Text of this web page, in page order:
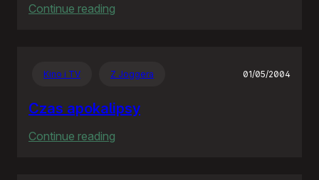
Continue reading
nudzi…
Kino i TV Z Joggera 01/05/2004
Czas apokalipsy
Continue reading